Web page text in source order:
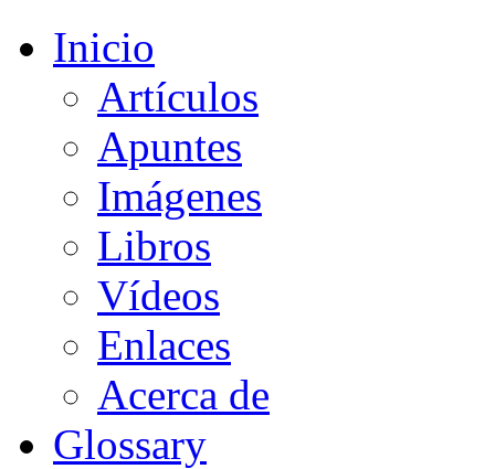
Inicio
Artículos
Apuntes
Imágenes
Libros
Vídeos
Enlaces
Acerca de
Glossary